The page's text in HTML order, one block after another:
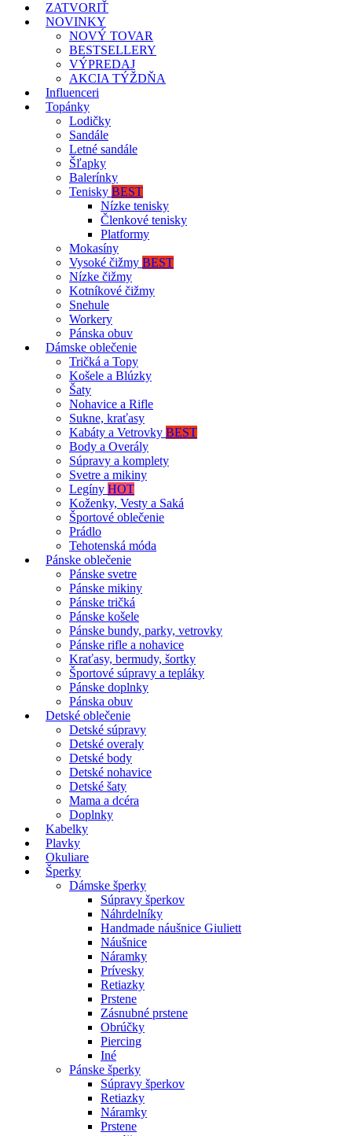
ZATVORIŤ
NOVINKY
NOVÝ TOVAR
BESTSELLERY
VÝPREDAJ
AKCIA TÝŽDŇA
Influenceri
Topánky
Lodičky
Sandále
Letné sandále
Šľapky
Balerínky
Tenisky BEST
Nízke tenisky
Členkové tenisky
Platformy
Mokasíny
Vysoké čižmy BEST
Nízke čižmy
Kotníkové čižmy
Snehule
Workery
Pánska obuv
Dámske oblečenie
Tričká a Topy
Košele a Blúzky
Šaty
Nohavice a Rifle
Sukne, kraťasy
Kabáty a Vetrovky BEST
Body a Overály
Súpravy a komplety
Svetre a mikiny
Legíny HOT
Koženky, Vesty a Saká
Športové oblečenie
Prádlo
Tehotenská móda
Pánske oblečenie
Pánske svetre
Pánske mikiny
Pánske tričká
Pánske košele
Pánske bundy, parky, vetrovky
Pánske rifle a nohavice
Kraťasy, bermudy, šortky
Športové súpravy a tepláky
Pánske doplnky
Pánska obuv
Detské oblečenie
Detské súpravy
Detské overaly
Detské body
Detské nohavice
Detské šaty
Mama a dcéra
Doplnky
Kabelky
Plavky
Okuliare
Šperky
Dámske šperky
Súpravy šperkov
Náhrdelníky
Handmade náušnice Giuliett
Náušnice
Náramky
Prívesky
Retiazky
Prstene
Zásnubné prstene
Obrúčky
Piercing
Iné
Pánske šperky
Súpravy šperkov
Retiazky
Náramky
Prstene